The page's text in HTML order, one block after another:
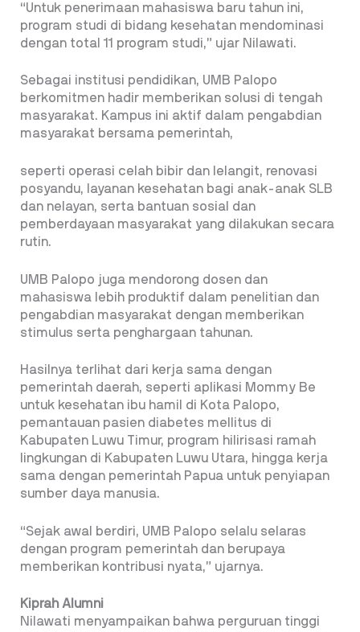
“Untuk penerimaan mahasiswa baru tahun ini,
program studi di bidang kesehatan mendominasi
dengan total 11 program studi,” ujar Nilawati.
Sebagai institusi pendidikan, UMB Palopo
berkomitmen hadir memberikan solusi di tengah
masyarakat. Kampus ini aktif dalam pengabdian
masyarakat bersama pemerintah,
seperti operasi celah bibir dan lelangit, renovasi
posyandu, layanan kesehatan bagi anak-anak SLB
dan nelayan, serta bantuan sosial dan
pemberdayaan masyarakat yang dilakukan secara
rutin.
UMB Palopo juga mendorong dosen dan
mahasiswa lebih produktif dalam penelitian dan
pengabdian masyarakat dengan memberikan
stimulus serta penghargaan tahunan.
Hasilnya terlihat dari kerja sama dengan
pemerintah daerah, seperti aplikasi Mommy Be
untuk kesehatan ibu hamil di Kota Palopo,
pemantauan pasien diabetes mellitus di
Kabupaten Luwu Timur, program hilirisasi ramah
lingkungan di Kabupaten Luwu Utara, hingga kerja
sama dengan pemerintah Papua untuk penyiapan
sumber daya manusia.
“Sejak awal berdiri, UMB Palopo selalu selaras
dengan program pemerintah dan berupaya
memberikan kontribusi nyata,” ujarnya.
Kiprah Alumni
Nilawati menyampaikan bahwa perguruan tinggi